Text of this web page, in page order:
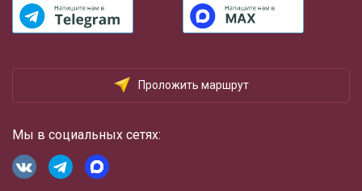
Проложить маршрут
Мы в социальных сетях: